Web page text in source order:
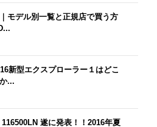
モデル別一覧と正規店で買う方
新型エクスプローラー１はどこ
...
遂に発表！！2016年夏